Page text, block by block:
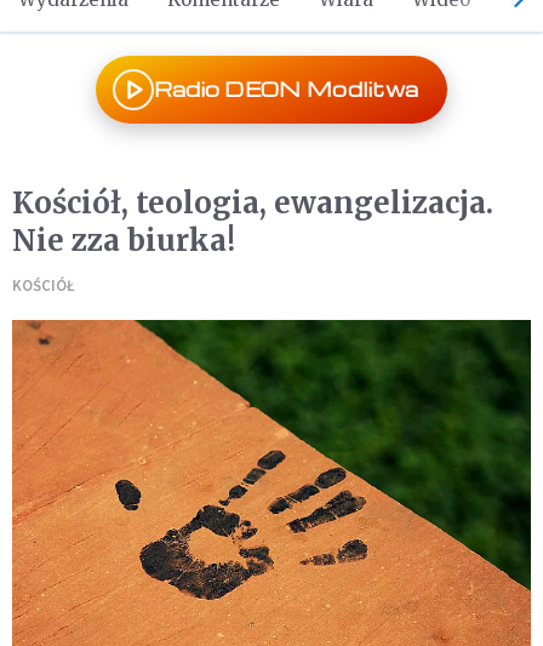
Radio DEON Modlitwa
Kościół, teologia, ewangelizacja.
Nie zza biurka!
KOŚCIÓŁ